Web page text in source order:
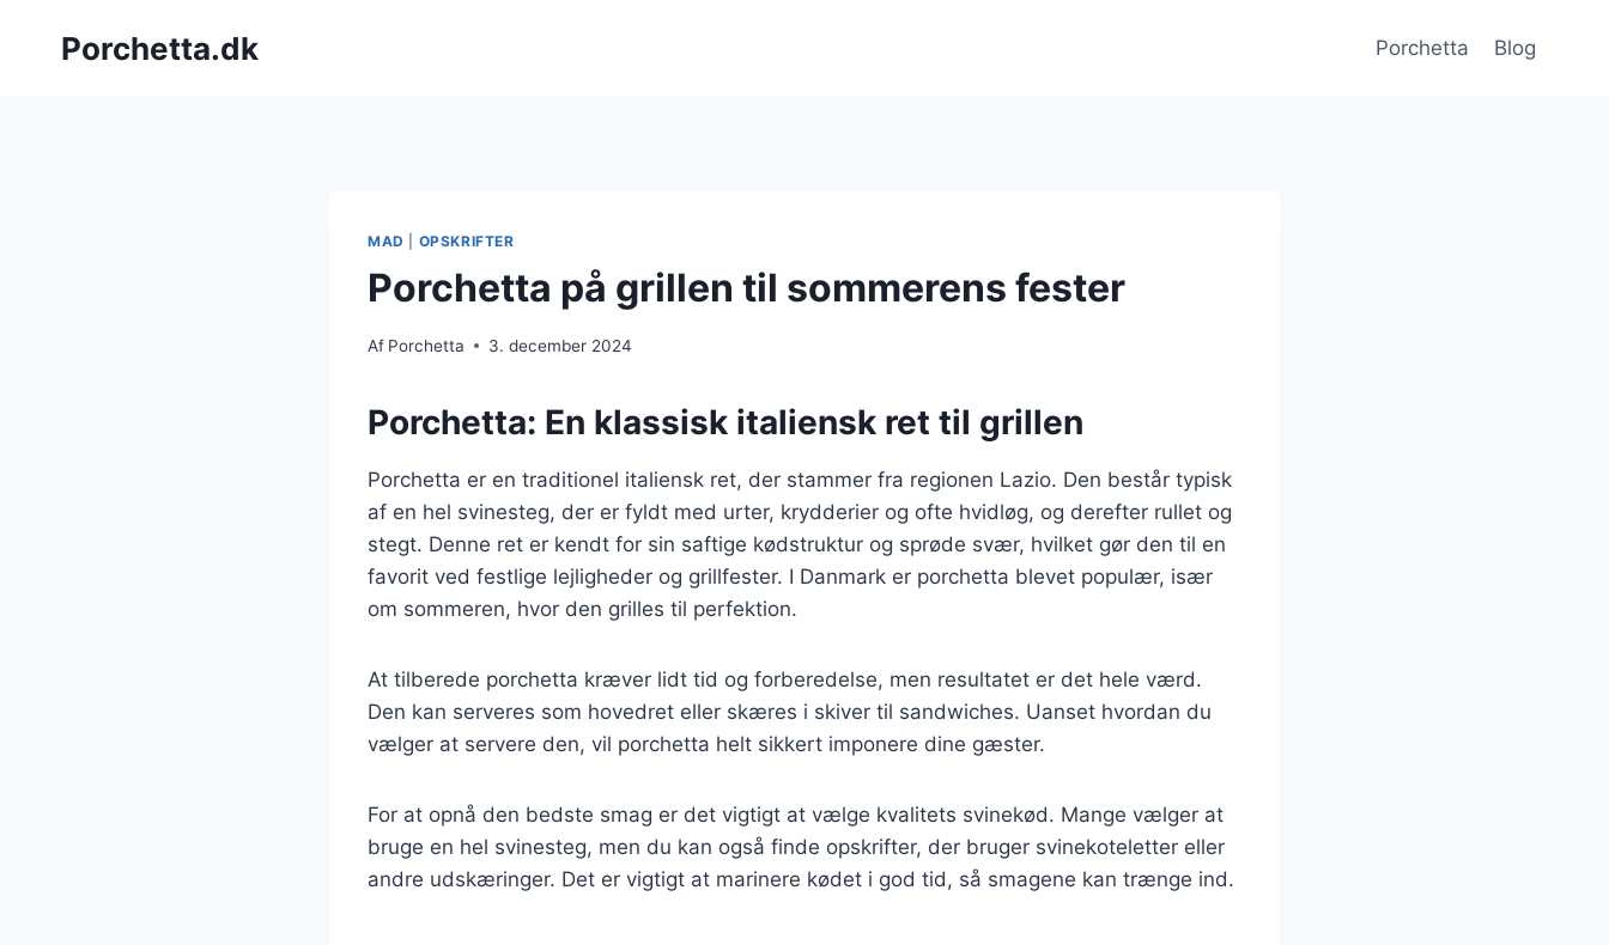
Porchetta.dk Porchetta Blog
MAD OPSKRIFTER
Porchetta på grillen til sommerens fester
Af Porchetta 3. december 2024
Porchetta: En klassisk italiensk ret til grillen
Porchetta er en traditionel italiensk ret, der stammer fra regionen Lazio. Den består typisk
af en hel svinesteg, der er fyldt med urter, krydderier og ofte hvidløg, og derefter rullet og
stegt. Denne ret er kendt for sin saftige kødstruktur og sprøde svær, hvilket gør den til en
favorit ved festlige lejligheder og grillfester. I Danmark er porchetta blevet populær, især
om sommeren, hvor den grilles til perfektion.
At tilberede porchetta kræver lidt tid og forberedelse, men resultatet er det hele værd.
Den kan serveres som hovedret eller skæres i skiver til sandwiches. Uanset hvordan du
vælger at servere den, vil porchetta helt sikkert imponere dine gæster.
For at opnå den bedste smag er det vigtigt at vælge kvalitets svinekød. Mange vælger at
bruge en hel svinesteg, men du kan også finde opskrifter, der bruger svinekoteletter eller
andre udskæringer. Det er vigtigt at marinere kødet i god tid, så smagene kan trænge ind.